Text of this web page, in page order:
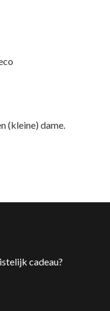
(kleine) dame.
cadeau?